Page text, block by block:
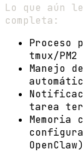
Lo que aún
completa:
Proceso
tmux/PM2
Manejo
tarea
Memoria
OpenClaw)